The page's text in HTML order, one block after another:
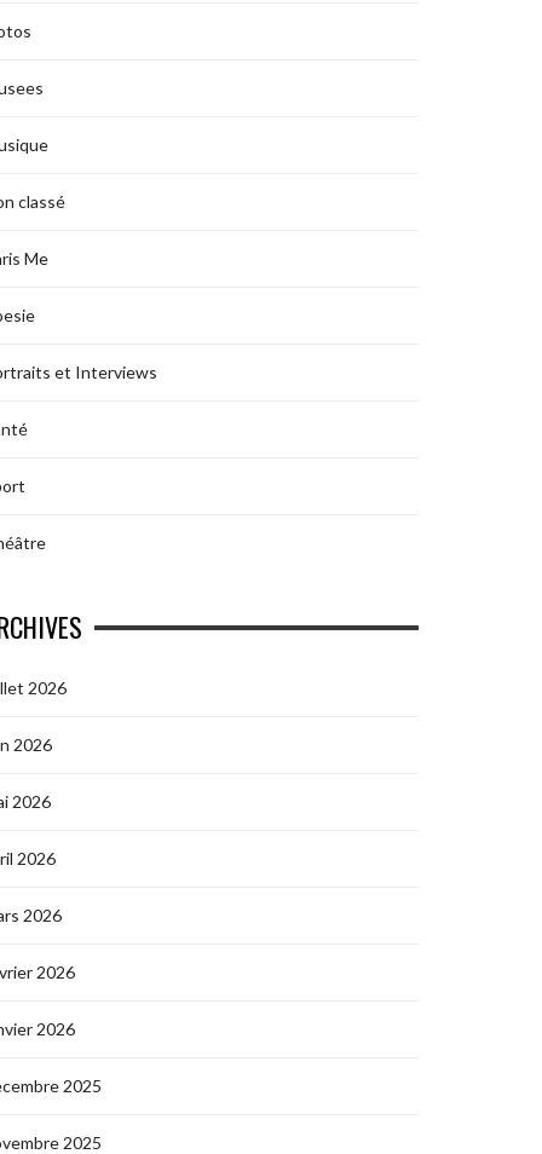
classé
Me
et Interviews
2026
2026
2026
2026
2026
2026
2026
2025
2025